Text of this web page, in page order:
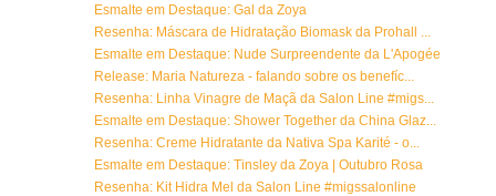
Esmalte em Destaque: Gal da Zoya
Resenha: Máscara de Hidratação Biomask da Prohall ...
Esmalte em Destaque: Nude Surpreendente da L'Apogée
Release: Maria Natureza - falando sobre os benefíc...
Resenha: Linha Vinagre de Maçã da Salon Line #migs...
Esmalte em Destaque: Shower Together da China Glaz...
Resenha: Creme Hidratante da Nativa Spa Karité - o...
Esmalte em Destaque: Tinsley da Zoya | Outubro Rosa
Resenha: Kit Hidra Mel da Salon Line #migssalonline